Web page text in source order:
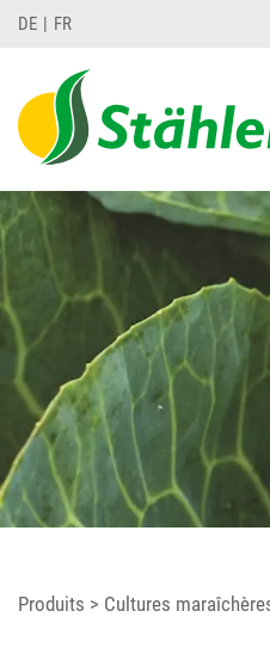
DE FR
Produits > Cultures